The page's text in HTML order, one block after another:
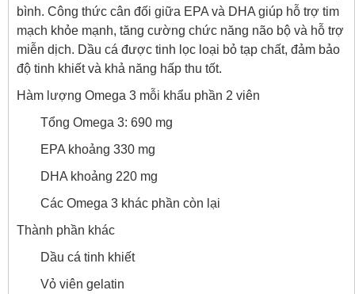
bình. Công thức cân đối giữa EPA và DHA giúp hỗ trợ tim
mạch khỏe mạnh, tăng cường chức năng não bộ và hỗ trợ
miễn dịch. Dầu cá được tinh lọc loại bỏ tạp chất, đảm bảo
độ tinh khiết và khả năng hấp thu tốt.
Hàm lượng Omega 3 mỗi khẩu phần 2 viên
Tổng Omega 3: 690 mg
EPA khoảng 330 mg
DHA khoảng 220 mg
Các Omega 3 khác phần còn lại
Thành phần khác
Dầu cá tinh khiết
Vỏ viên gelatin